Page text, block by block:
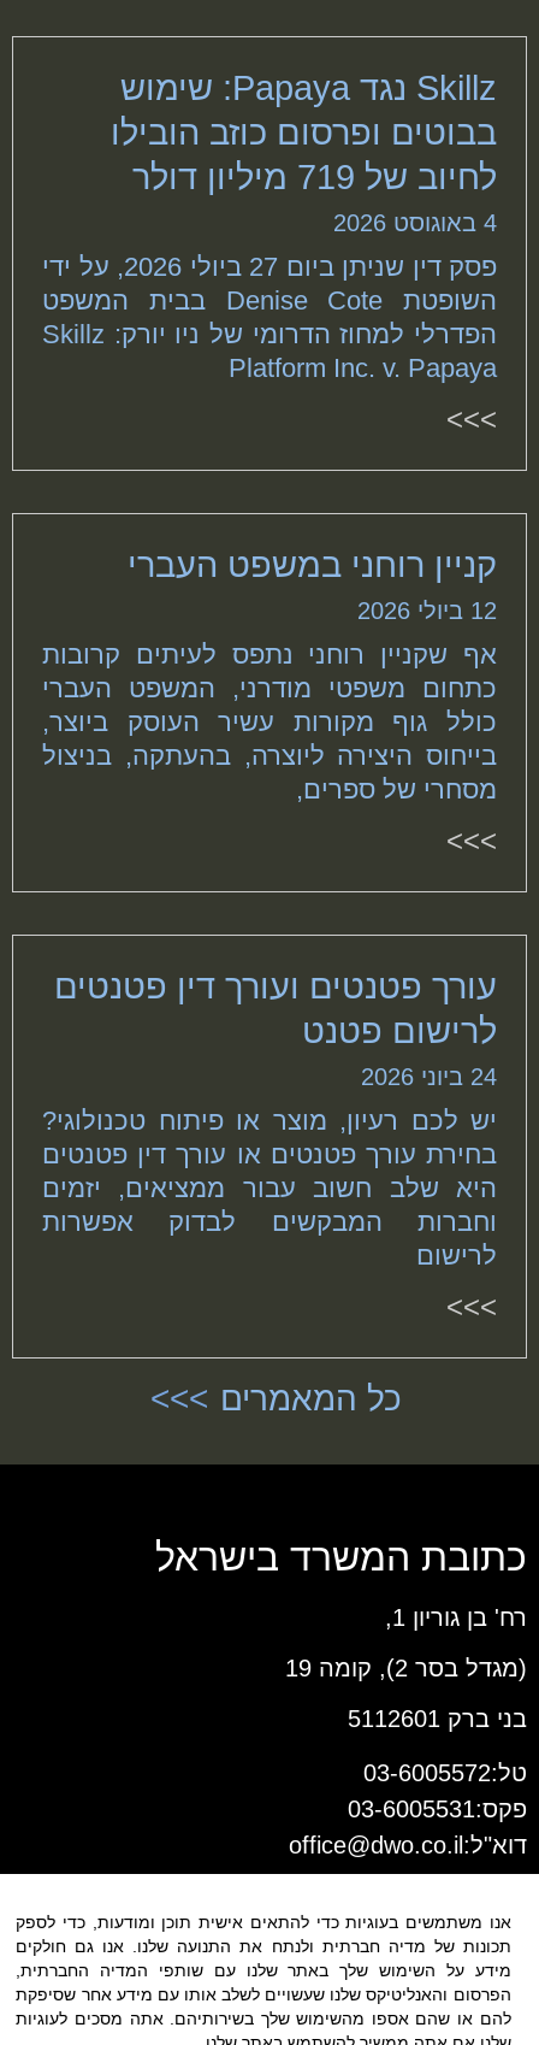
Skillz נגד Papaya: שימוש
בבוטים ופרסום כוזב הובילו
לחיוב של 719 מיליון דולר
4 באוגוסט 2026
פסק דין שניתן ביום 27 ביולי 2026, על ידי
השופטת Denise Cote בבית המשפט
הפדרלי למחוז הדרומי של ניו יורק: Skillz
Platform Inc. v. Papaya
>>>
קניין רוחני במשפט העברי
12 ביולי 2026
אף שקניין רוחני נתפס לעיתים קרובות
כתחום משפטי מודרני, המשפט העברי
כולל גוף מקורות עשיר העוסק ביוצר,
בייחוס היצירה ליוצרה, בהעתקה, בניצול
מסחרי של ספרים,
>>>
עורך פטנטים ועורך דין פטנטים
לרישום פטנט
24 ביוני 2026
יש לכם רעיון, מוצר או פיתוח טכנולוגי?
בחירת עורך פטנטים או עורך דין פטנטים
היא שלב חשוב עבור ממציאים, יזמים
וחברות המבקשים לבדוק אפשרות
לרישום
>>>
כל המאמרים
כתובת המשרד בישראל
רח' בן גוריון 1,
(מגדל בסר 2), קומה 19
בני ברק 5112601
טל:03-6005572
פקס:03-6005531
דוא"ל:office@dwo.co.il
אנו משתמשים בעוגיות כדי להתאים אישית תוכן ומודעות, כדי לספק
תכונות של מדיה חברתית ולנתח את התנועה שלנו. אנו גם חולקים
מידע על השימוש שלך באתר שלנו עם שותפי המדיה החברתית,
הפרסום והאנליטיקס שלנו שעשויים לשלב אותו עם מידע אחר שסיפקת
להם או שהם אספו מהשימוש שלך בשירותיהם. אתה מסכים לעוגיות